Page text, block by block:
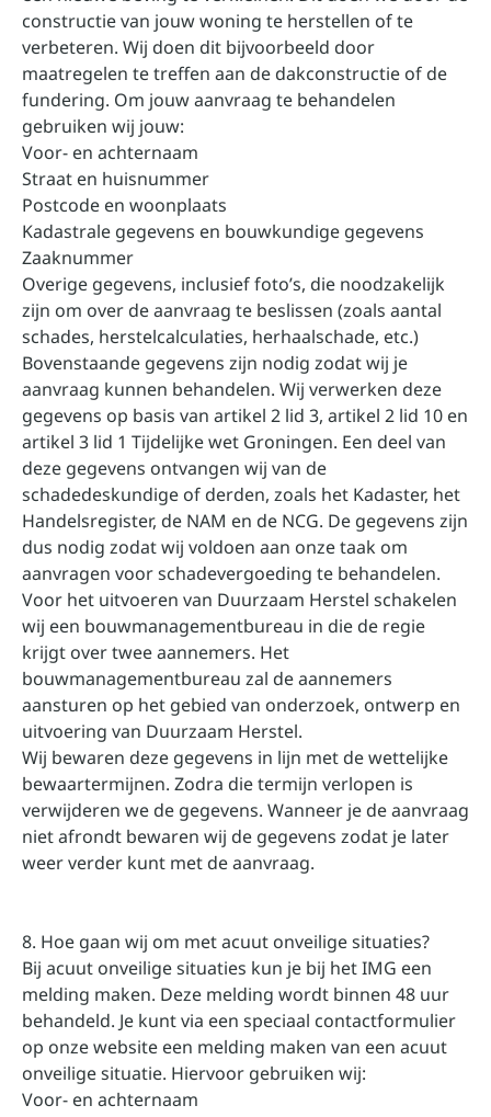
constructie van jouw woning te herstellen of te
verbeteren. Wij doen dit bijvoorbeeld door
maatregelen te treffen aan de dakconstructie of de
fundering. Om jouw aanvraag te behandelen
gebruiken wij jouw:
Voor- en achternaam
Straat en huisnummer
Postcode en woonplaats
Kadastrale gegevens en bouwkundige gegevens
Zaaknummer
Overige gegevens, inclusief foto’s, die noodzakelijk
zijn om over de aanvraag te beslissen (zoals aantal
schades, herstelcalculaties, herhaalschade, etc.)
Bovenstaande gegevens zijn nodig zodat wij je
aanvraag kunnen behandelen. Wij verwerken deze
gegevens op basis van artikel 2 lid 3, artikel 2 lid 10 en
artikel 3 lid 1 Tijdelijke wet Groningen. Een deel van
deze gegevens ontvangen wij van de
schadedeskundige of derden, zoals het Kadaster, het
Handelsregister, de NAM en de NCG. De gegevens zijn
dus nodig zodat wij voldoen aan onze taak om
aanvragen voor schadevergoeding te behandelen.
Voor het uitvoeren van Duurzaam Herstel schakelen
wij een bouwmanagementbureau in die de regie
krijgt over twee aannemers. Het
bouwmanagementbureau zal de aannemers
aansturen op het gebied van onderzoek, ontwerp en
uitvoering van Duurzaam Herstel.
Wij bewaren deze gegevens in lijn met de wettelijke
bewaartermijnen. Zodra die termijn verlopen is
verwijderen we de gegevens. Wanneer je de aanvraag
niet afrondt bewaren wij de gegevens zodat je later
weer verder kunt met de aanvraag.
8. Hoe gaan wij om met acuut onveilige situaties?
Bij acuut onveilige situaties kun je bij het IMG een
melding maken. Deze melding wordt binnen 48 uur
behandeld. Je kunt via een speciaal contactformulier
op onze website een melding maken van een acuut
onveilige situatie. Hiervoor gebruiken wij:
Voor- en achternaam